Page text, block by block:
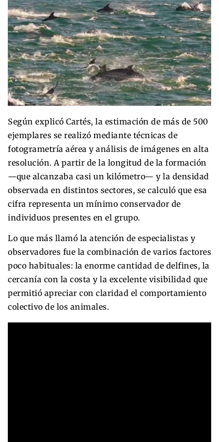
Según explicó Cartés, la estimación de más de 500
ejemplares se realizó mediante técnicas de
fotogrametría aérea y análisis de imágenes en alta
resolución. A partir de la longitud de la formación
—que alcanzaba casi un kilómetro— y la densidad
observada en distintos sectores, se calculó que esa
cifra representa un mínimo conservador de
individuos presentes en el grupo.
Lo que más llamó la atención de especialistas y
observadores fue la combinación de varios factores
poco habituales: la enorme cantidad de delfines, la
cercanía con la costa y la excelente visibilidad que
permitió apreciar con claridad el comportamiento
colectivo de los animales.